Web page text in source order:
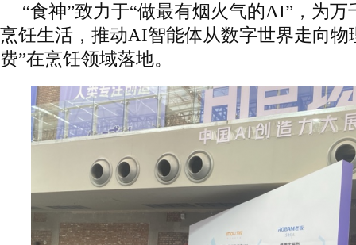
“食神”致力于“做最有烟火气的AI”，为
烹饪生活，推动AI智能体从数字世界走向物
费”在烹饪领域落地。